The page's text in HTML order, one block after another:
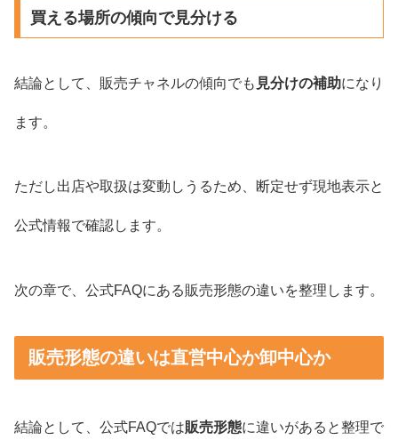
買える場所の傾向で見分ける
結論として、販売チャネルの傾向でも 見分けの補助になり
ます。
ただし出店や取扱は変動しうるため、断定せず現地表示と
公式情報で確認します。
次の章で、公式FAQにある販売形態の違いを整理します。
販売形態の違いは直営中心か卸中心か
結論として、公式FAQでは販売形態に違いがあると整理で